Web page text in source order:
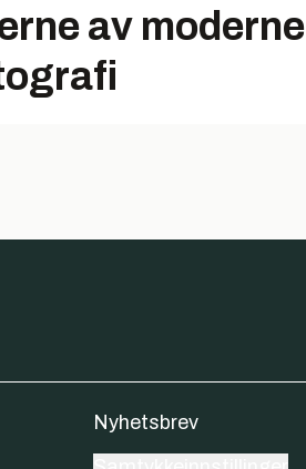
av moderne
Nyhetsbrev